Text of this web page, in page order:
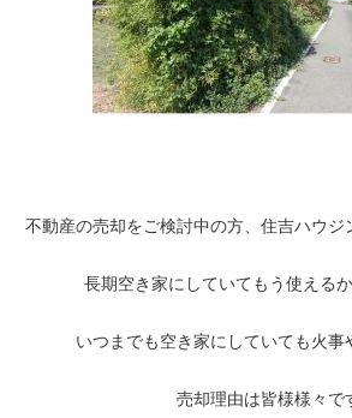
不動産の売却をご検討中の方、住吉ハウジ
長期空き家にしていてもう使える
いつまでも空き家にしていても火事
売却理由は皆様様々で